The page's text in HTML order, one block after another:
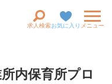
求人検索お気に入り メニュー
内保育所プロ